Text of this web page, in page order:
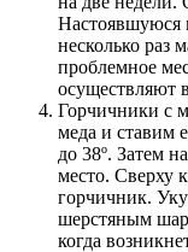
Настоявшуюся
несколько раз
проблемное
осуществляют
Горчичники с
меда и ставим
до 38º. Затем
место. Сверху
горчичник.
шерстяным
когда